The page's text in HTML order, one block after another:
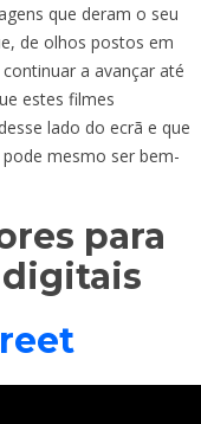
que deram o seu
de olhos postos em
a avançar até
estes filmes
lado do ecrã e que
mesmo ser bem-
para